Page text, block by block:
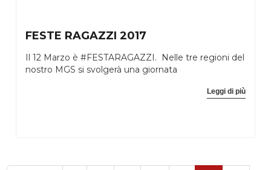
FESTE RAGAZZI 2017
Il 12 Marzo è #FESTARAGAZZI. Nelle tre regioni del
nostro MGS si svolgerà una giornata
Leggi di più